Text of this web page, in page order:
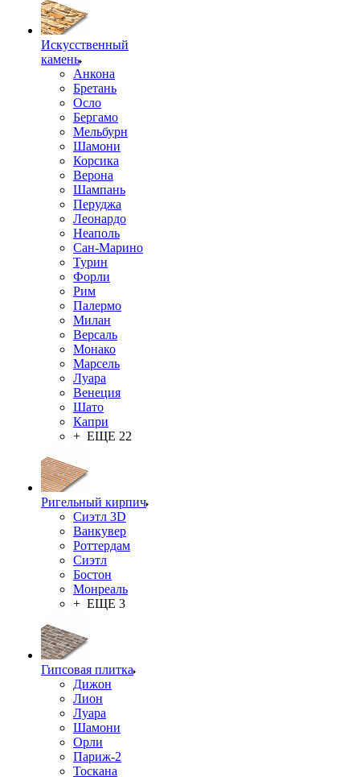
Искусственный
камень
Анкона
Бретань
Осло
Бергамо
Мельбурн
Шамони
Корсика
Верона
Шампань
Перуджа
Леонардо
Неаполь
Сан-Марино
Турин
Форли
Рим
Палермо
Милан
Версаль
Монако
Марсель
Луара
Венеция
Шато
Капри
+ ЕЩЕ 22
Ригельный кирпич
Сиэтл 3D
Ванкувер
Роттердам
Сиэтл
Бостон
Монреаль
+ ЕЩЕ 3
Гипсовая плитка
Дижон
Лион
Луара
Шамони
Орли
Париж-2
Тоскана